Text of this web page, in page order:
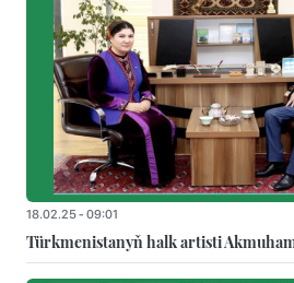
18.02.25 - 09:01
Türkmenistanyň halk artisti